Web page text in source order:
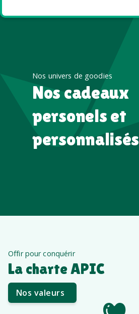
Nos univers de goodies
Nos cadeaux
personels et
personnalisés
Offir pour conquérir
La charte APIC
Nos valeurs